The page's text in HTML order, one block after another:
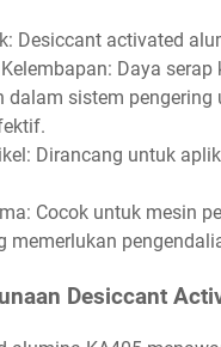
Desiccant activated
Daya
dalam sistem
Dirancang untuk
Cocok untuk mesin
memerlukan
Desiccant